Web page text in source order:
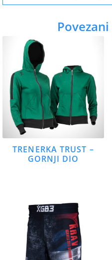
TRENERKA TRUST –
GORNJI DIO